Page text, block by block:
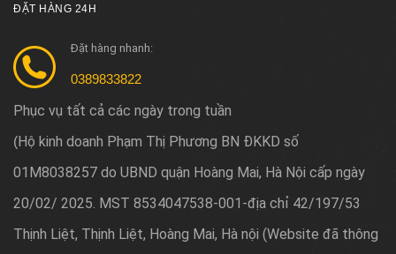
ĐẶT HÀNG 24H
Đặt hàng nhanh:
0389833822
Phục vụ tất cả các ngày trong tuần
(Hộ kinh doanh Phạm Thị Phương BN ĐKKD số
01M8038257 do UBND quận Hoàng Mai, Hà Nội cấp ngày
20/02/ 2025. MST 8534047538-001-địa chỉ 42/197/53
Thịnh Liệt, Thịnh Liệt, Hoàng Mai, Hà nội (Website đã thông